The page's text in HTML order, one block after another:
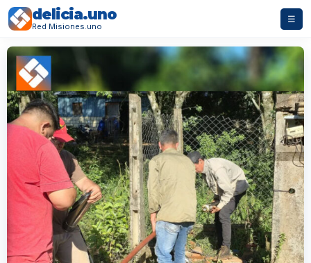
delicia.uno
Red Misiones.uno
☰